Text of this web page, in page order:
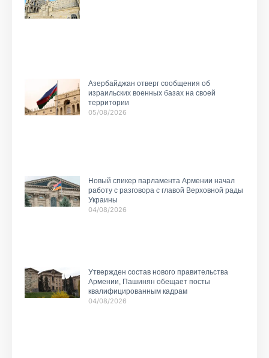
Азербайджан отверг сообщения об
израильских военных базах на своей
территории
05/08/2026
Новый спикер парламента Армении начал
работу с разговора с главой Верховной рады
Украины
04/08/2026
Утвержден состав нового правительства
Армении, Пашинян обещает посты
квалифицированным кадрам
04/08/2026